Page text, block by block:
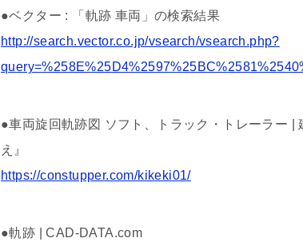
●ベクター : 「軌跡 車両」の検索結果
http://search.vector.co.jp/vsearch/vsearch.php?
●車両旋回軌跡図 ソフト、トラック・トレーラー
え』
https://constupper.com/kikeki01/
●軌跡 | CAD-DATA.com